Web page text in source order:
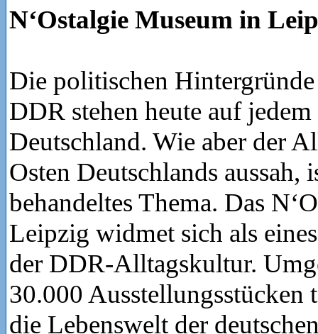
N‘Ostalgie Museum in
Die politischen
DDR stehen heute auf
Deutschland. Wie aber der
Osten Deutschlands aussah,
behandeltes Thema. Das
Leipzig widmet sich als
der DDR-Alltagskultur.
30.000 Ausstellungsstücken
die Lebenswelt der